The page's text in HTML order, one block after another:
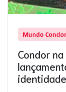
Mundo Condor
Condor